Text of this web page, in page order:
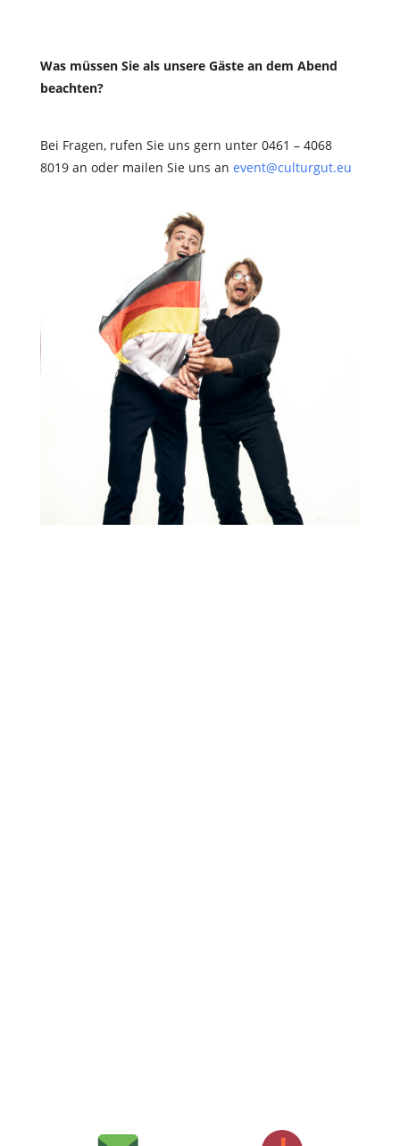
Was müssen Sie als unsere Gäste an dem Abend
beachten?
Bei Fragen, rufen Sie uns gern unter 0461 – 4068
8019 an oder mailen Sie uns an event@culturgut.eu